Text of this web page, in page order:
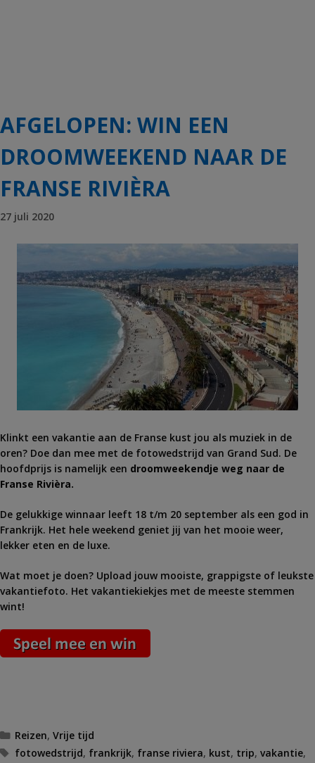
AFGELOPEN: WIN EEN
DROOMWEEKEND NAAR DE
FRANSE RIVIÈRA
27 juli 2020
Klinkt een vakantie aan de Franse kust jou als muziek in de
oren? Doe dan mee met de fotowedstrijd van Grand Sud. De
hoofdprijs is namelijk een droomweekendje weg naar de
Franse Rivièra.
De gelukkige winnaar leeft 18 t/m 20 september als een god in
Frankrijk. Het hele weekend geniet jij van het mooie weer,
lekker eten en de luxe.
Wat moet je doen? Upload jouw mooiste, grappigste of leukste
vakantiefoto. Het vakantiekiekjes met de meeste stemmen
wint!
Categorieën
Reizen,Vrije tijd
Tags
fotowedstrijd, frankrijk, franse riviera, kust, trip,vakantie,